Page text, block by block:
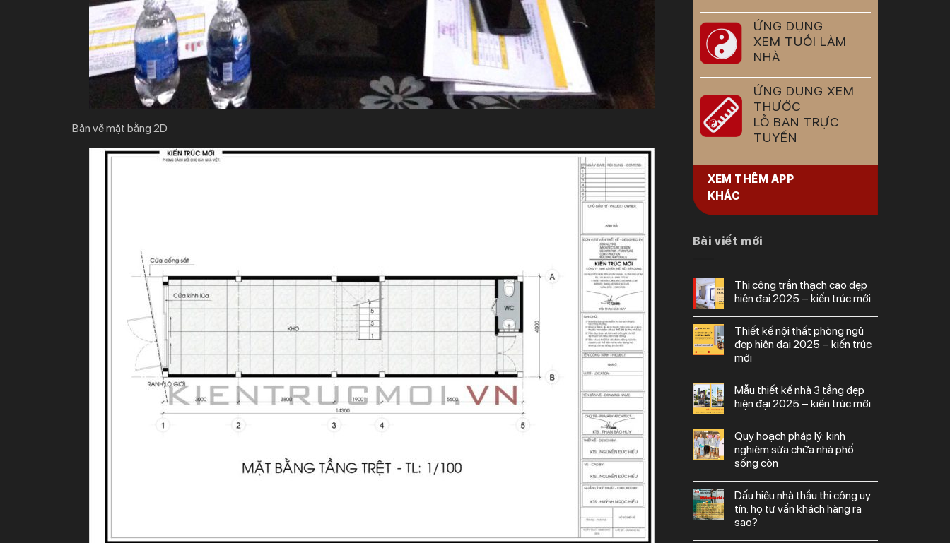
Bản vẽ mặt bằng 2D
ỨNG DỤNG
XEM TUỔI LÀM
NHÀ
ỨNG DỤNG XEM
THƯỚC
LỖ BAN TRỰC
TUYẾN
XEM THÊM APP
KHÁC
Bài viết mới
thi công trần thạch cao đẹp
hiện đại 2025 – kiến trúc mới
thiết kế nội thất phòng ngủ
đẹp hiện đại 2025 – kiến trúc
mới
mẫu thiết kế nhà 3 tầng đẹp
hiện đại 2025 – kiến trúc mới
quy hoạch pháp lý: kinh
nghiệm sửa chữa nhà phố
sống còn
dấu hiệu nhà thầu thi công uy
tín: họ tư vấn khách hàng ra
sao?